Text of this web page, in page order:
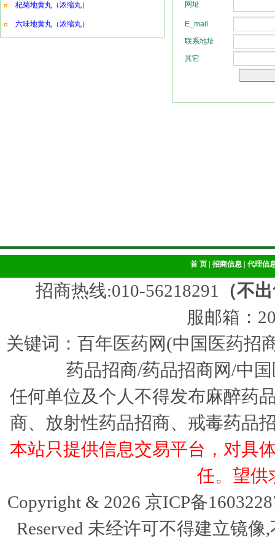
杞菊地黄丸（浓缩丸）
六味地黄丸（浓缩丸）
首 页 |招商信息 代理信
招商热线:010-56218291
（不
服邮箱：
关键词：百年医药网(中国医药招
药品招商/药品招商网/中
任何单位及个人不得发布麻醉药
商、放射性药品招商、戒毒药品
本站只提供信息交易平台，对具
任。望供
Copyright & 2026 京ICP备
Reserved 未经许可不得建立镜